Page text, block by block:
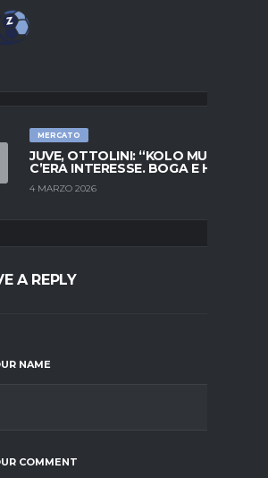
MERCATO
JUVE, OTTOLINI: “KOLO MUANI?
C’ERA INTERESSE. BOGA E HOLM…”
4 MARZO 2026
A REPLY
NAME
COMMENT